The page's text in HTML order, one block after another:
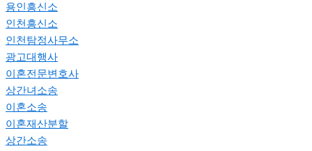
용인흥신소
인천흥신소
인천탐정사무소
광고대행사
이혼전문변호사
상간녀소송
이혼소송
이혼재산분할
상간소송